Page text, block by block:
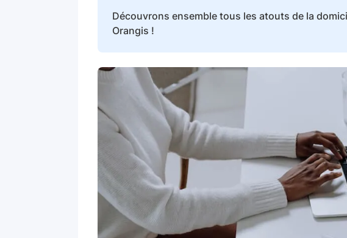
Découvrons ensemble tous les atouts de la
Orangis !